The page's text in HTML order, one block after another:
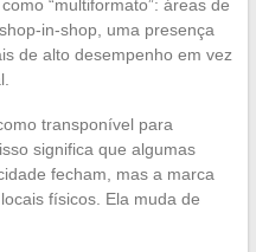
“multiformato”: áreas de
in-shop, uma presença
de alto desempenho em vez
transponível para
significa que algumas
fecham, mas a marca
físicos. Ela muda de